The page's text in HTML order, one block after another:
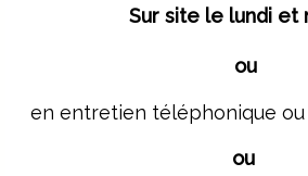
Sur site le lundi et
ou
en entretien téléphonique
ou